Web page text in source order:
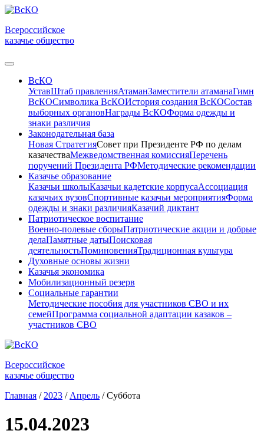
Всероссийское
казачье общество
ВсКО
УставШтаб правленияАтаманЗаместители атаманаГимн
ВсКОСимволика ВсКОИстория создания ВсКОСостав
выборных органовНаграды ВсКОФорма одежды и
знаки различия
Законодательная база
Новая СтратегияСовет при Президенте РФ по делам
казачестваМежведомственная комиссияПеречень
поручений Президента РФМетодические рекомендации
Казачье образование
Казачьи школыКазачьи кадетские корпусаАссоциация
казачьих вузовСпортивные казачьи мероприятияФорма
одежды и знаки различияКазачий диктант
Патриотическое воспитание
Военно-полевые сборыПатриотические акции и добрые
делаПамятные датыПоисковая
деятельностьПоминовенияТрадиционная культура
Духовные основы жизни
Казачья экономика
Мобилизационный резерв
Социальные гарантии
Методические пособия для участников СВО и их
семейПрограмма социальной адаптации казаков –
участников СВО
Всероссийское
казачье общество
Главная / 2023 / Апрель /Суббота
15.04.2023